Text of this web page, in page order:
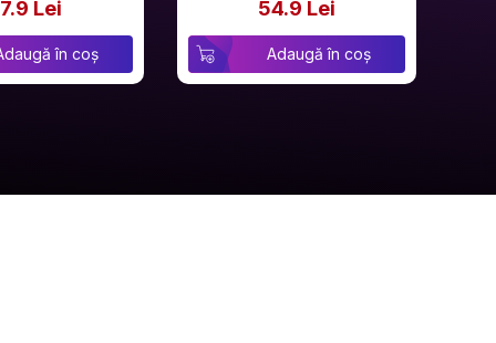
Lei
în coș
54.9 Lei
Adaugă în coș